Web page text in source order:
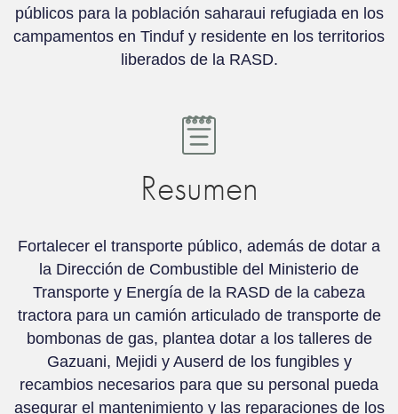
públicos para la población saharaui refugiada en los
campamentos en Tinduf y residente en los territorios
liberados de la RASD.
Resumen
Fortalecer el transporte público, además de dotar a
la Dirección de Combustible del Ministerio de
Transporte y Energía de la RASD de la cabeza
tractora para un camión articulado de transporte de
bombonas de gas, plantea dotar a los talleres de
Gazuani, Mejidi y Auserd de los fungibles y
recambios necesarios para que su personal pueda
asegurar el mantenimiento y las reparaciones de los